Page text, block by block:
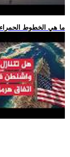
.. ما هي الخطوط